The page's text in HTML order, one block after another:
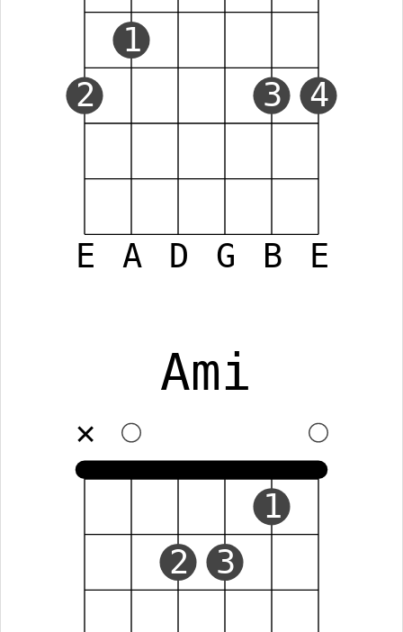
E A D G B E
2
1
3
4
Ami
✕
2 3
1